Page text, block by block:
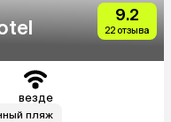
9.2
22 отзыва
везде
пляж